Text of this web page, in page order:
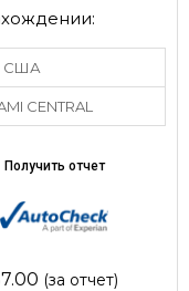
США
CENTRAL
Получить отчет
(за отчет)